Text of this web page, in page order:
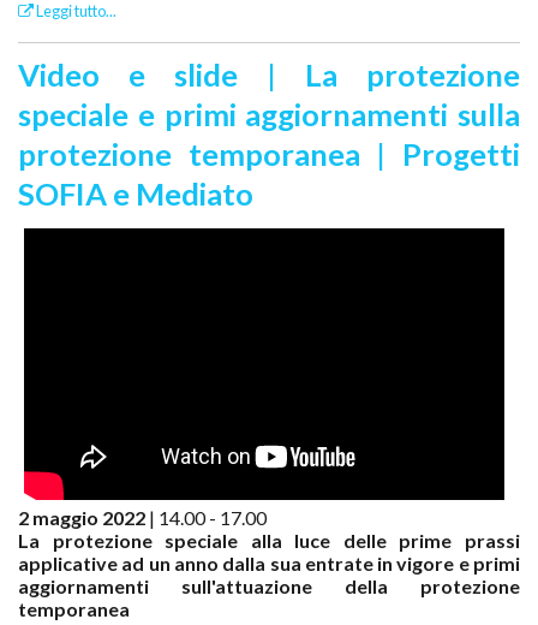
Leggi tutto...
Video e slide | La protezione
speciale e primi aggiornamenti sulla
protezione temporanea | Progetti
SOFIA e Mediato
2 maggio 2022 | 14.00 - 17.00
La protezione speciale alla luce delle prime prassi
applicative ad un anno dalla sua entrate in vigore e primi
aggiornamenti sull'attuazione della protezione
temporanea